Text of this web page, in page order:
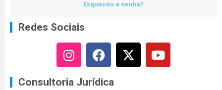
Esqueceu a senha?
Redes Sociais
Consultoria Jurídica